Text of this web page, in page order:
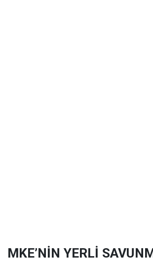
MKE’NİN YERLİ